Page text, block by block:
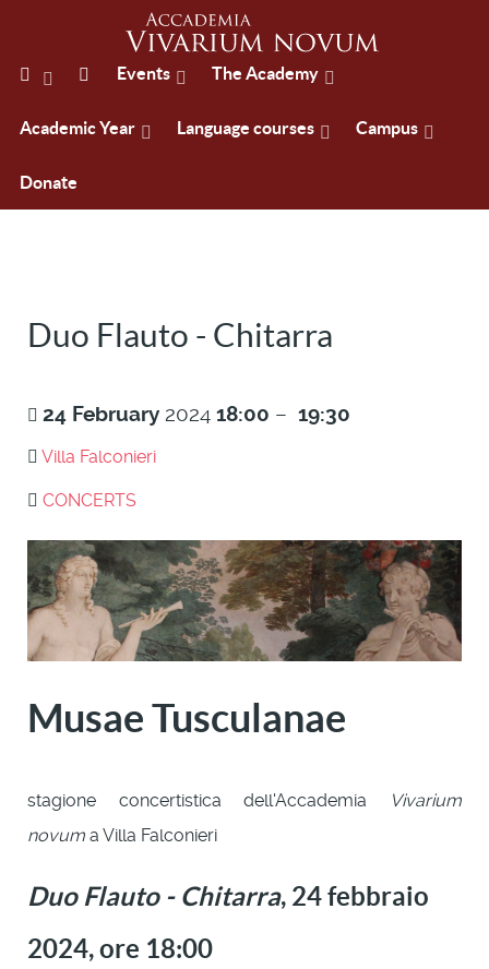
Events The Academy
Academic Year Language courses Campus
Donate
Duo Flauto - Chitarra
24 February 2024 18:00 – 19:30
Villa Falconieri
CONCERTS
Musae Tusculanae
stagione concertistica dell'Accademia
Vivarium
novum a Villa Falconieri
Duo Flauto - Chitarra, 24 febbraio
2024, ore 18:00